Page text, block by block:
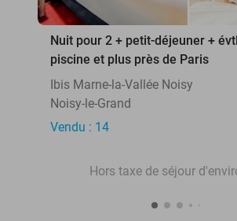
Nuit pour 2 + petit-déjeuner +
piscine et plus près de Paris
Ibis Marne-la-Vallée Noisy
Noisy-le-Grand
Vendu : 14
Hors taxe de séjour